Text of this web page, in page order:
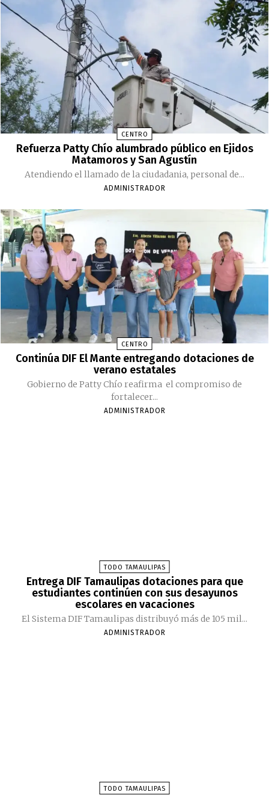
CENTRO
Refuerza Patty Chío alumbrado público en Ejidos
Matamoros y San Agustín
Atendiendo el llamado de la ciudadania, personal de...
ADMINISTRADOR
CENTRO
Continúa DIF El Mante entregando dotaciones de
verano estatales
Gobierno de Patty Chío reafirma el compromiso de
fortalecer...
ADMINISTRADOR
TODO TAMAULIPAS
Entrega DIF Tamaulipas dotaciones para que
estudiantes continúen con sus desayunos
escolares en vacaciones
El Sistema DIF Tamaulipas distribuyó más de 105 mil...
ADMINISTRADOR
TODO TAMAULIPAS